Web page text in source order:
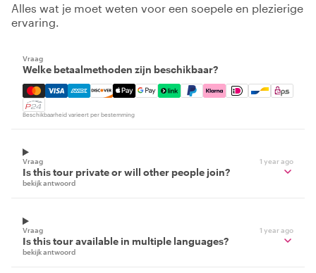
Alles wat je moet weten voor een soepele en plezierige
ervaring.
Vraag
Welke betaalmethoden zijn beschikbaar?
Mastercard, Visa, Amex, Discover, Apple Pay, Google
Beschikbaarheid varieert per bestemming
Vraag 1 year ago
Is this tour private or will other people join?
bekijk antwoord
Vraag 1 year ago
Is this tour available in multiple languages?
bekijk antwoord